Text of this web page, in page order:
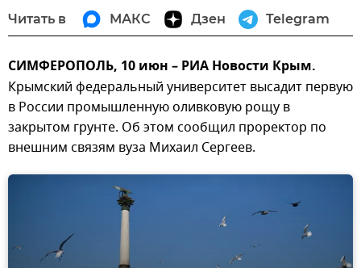
Читать в МАКС Дзен Telegram
СИМФЕРОПОЛЬ, 10 июн – РИА Новости Крым.
Крымский федеральный университет высадит первую
в России промышленную оливковую рощу в
закрытом грунте. Об этом сообщил проректор по
внешним связям вуза Михаил Сергеев.